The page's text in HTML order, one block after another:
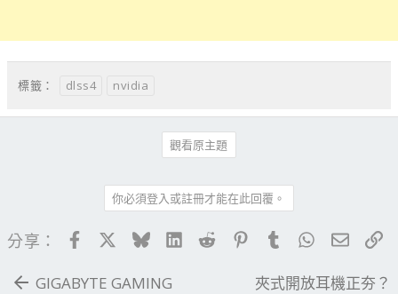
標籤： dlss4 nvidia
觀看原主題
你必須登入或註冊才能在此回覆。
分享： FacebookBlueskyLinkedIn
Reddit PinterestTumblrWhatsApp
電子
GIGABYTE GAMING
夾式開放耳機正夯？